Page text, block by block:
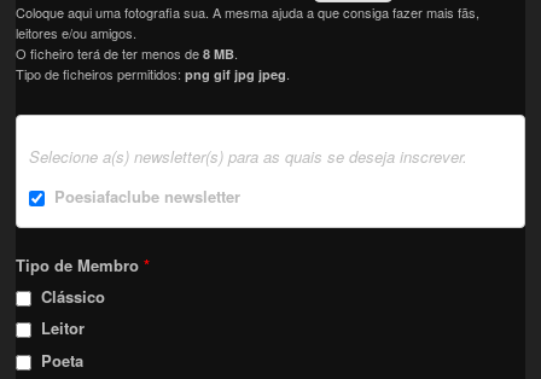
Coloque aqui uma fotografia sua. A mesma ajuda a que consiga fazer mais fãs,
leitores e/ou amigos.
O ficheiro terá de ter menos de8 MB
Tipo de ficheiros permitidos:png gif jpg jpeg
Selecione a(s) newsletter(s) para as quais se deseja inscrever.
Poesiafaclube newsletter
Tipo de Membro*
Clássico
Leitor
Poeta